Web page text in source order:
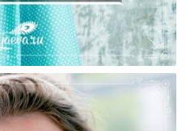
Небес